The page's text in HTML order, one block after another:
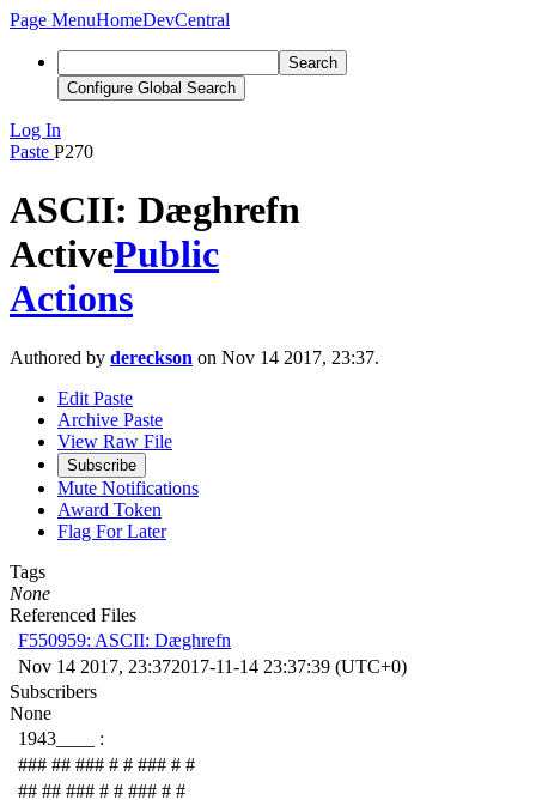
Page MenuHomeDevCentral
Search
Configure Global Search
Log In
Paste P270
ASCII: Dæghrefn
ActivePublic
Actions
Authored by dereckson on Nov 14 2017, 23:37.
Edit Paste
Archive Paste
View Raw File
Subscribe
Mute Notifications
Award Token
Flag For Later
Tags
None
Referenced Files
F550959: ASCII: Dæghrefn
Nov 14 2017, 23:372017-11-14 23:37:39 (UTC+0)
Subscribers
None
1943____ :
### ## ### # # ### # #
## ## ### # # ### # #